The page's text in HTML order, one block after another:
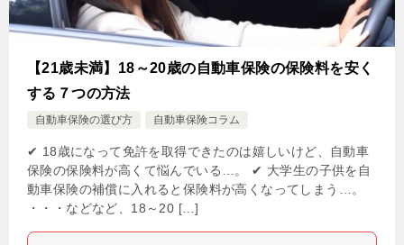
【21歳未満】18～20歳の自動車保険の保険料を安く
する７つの方法
自動車保険の選び方 自動車保険コラム
✔ 18歳になって免許を取得できたのは嬉しいけど、自動車
保険の保険料が高くて悩んでいる…。 ✔ 大学生の子供を自
動車保険の補償に入れると保険料が高くなってしまう…。
・・・などなど、18～20 […]